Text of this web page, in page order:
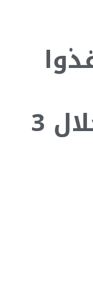
الفلسطينيين خلال 3